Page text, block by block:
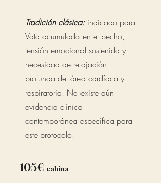
Tradición clásica: indicado para
Vata acumulado en el pecho,
tensión emocional sostenida y
necesidad de relajación
profunda del área cardíaca y
respiratoria. No existe aún
evidencia clínica
contemporánea específica para
este protocolo.
105€ cabina